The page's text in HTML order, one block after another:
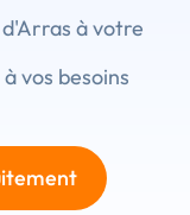
à votre
vos besoins